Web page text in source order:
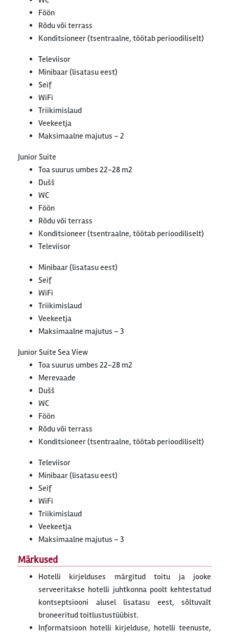
Föön
Rõdu või terrass
Konditsioneer (tsentraalne, töötab perioodiliselt)
Televiisor
Minibaar (lisatasu eest)
Seif
WiFi
Triikimislaud
Veekeetja
Maksimaalne majutus – 2
Junior Suite
Toa suurus umbes 22-28 m2
Dušš
WC
Föön
Rõdu või terrass
Konditsioneer (tsentraalne, töötab perioodiliselt)
Televiisor
Minibaar (lisatasu eest)
Seif
WiFi
Triikimislaud
Veekeetja
Maksimaalne majutus – 3
Junior Suite Sea View
Toa suurus umbes 22-28 m2
Merevaade
Dušš
WC
Föön
Rõdu või terrass
Konditsioneer (tsentraalne, töötab perioodiliselt)
Televiisor
Minibaar (lisatasu eest)
Seif
WiFi
Triikimislaud
Veekeetja
Maksimaalne majutus – 3
Märkused
Hotelli kirjelduses märgitud toitu ja jooke
serveeritakse hotelli juhtkonna poolt kehtestatud
kontseptsiooni alusel lisatasu eest, sõltuvalt
broneeritud toitlustustüübist.
Informatsioon hotelli kirjelduse, hotelli teenuste,